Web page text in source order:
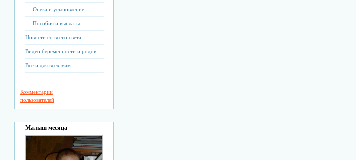
Опека и усыновление
Пособия и выплаты
Новости со всего света
Видео беременности и родов
Все и для всех мам
Комментарии
пользователей
Малыш месяца